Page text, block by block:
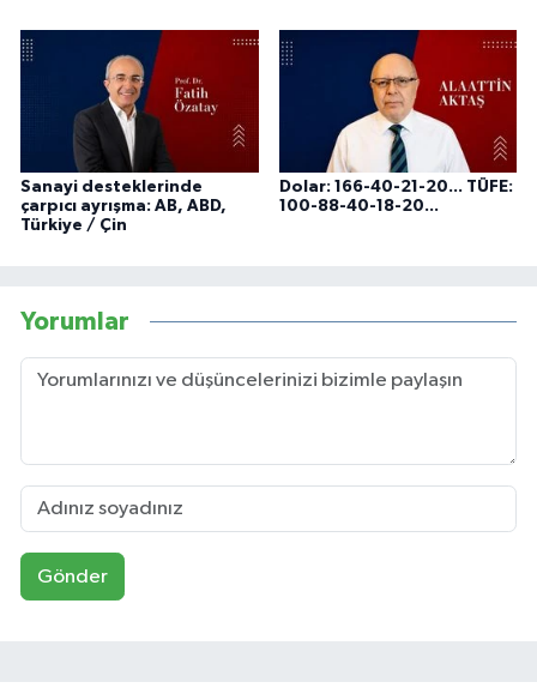
Sanayi desteklerinde
çarpıcı ayrışma: AB, ABD,
Türkiye / Çin
Dolar: 166-40-21-20... TÜFE:
100-88-40-18-20...
Yorumlar
Gönder